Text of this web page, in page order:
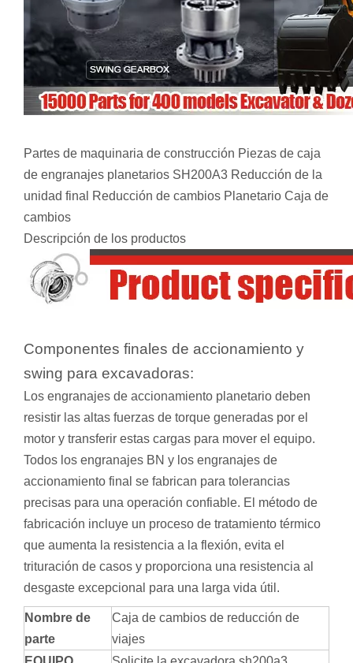
Partes de maquinaria de construcción Piezas de caja
de engranajes planetarios SH200A3 Reducción de la
unidad final Reducción de cambios Planetario Caja de
cambios
Descripción de los productos
Componentes finales de accionamiento y
swing para excavadoras:
Los engranajes de accionamiento planetario deben
resistir las altas fuerzas de torque generadas por el
motor y transferir estas cargas para mover el equipo.
Todos los engranajes BN y los engranajes de
accionamiento final se fabrican para tolerancias
precisas para una operación confiable. El método de
fabricación incluye un proceso de tratamiento térmico
que aumenta la resistencia a la flexión, evita el
trituración de casos y proporciona una resistencia al
desgaste excepcional para una larga vida útil.
Nombre de
parte
Caja de cambios de reducción de
viajes